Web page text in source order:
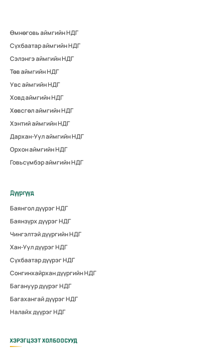
Өмнөговь аймгийн НДГ
Сүхбаатар аймгийн НДГ
Сэлэнгэ аймгийн НДГ
Төв аймгийн НДГ
Увс аймгийн НДГ
Ховд аймгийн НДГ
Хөвсгөл аймгийн НДГ
Хэнтий аймгийн НДГ
Дархан-Уул аймгийн НДГ
Орхон аймгийн НДГ
Говьсүмбэр аймгийн НДГ
Дүүргүүд
Баянгол дүүрэг НДГ
Баянзүрх дүүрэг НДГ
Чингэлтэй дүүргийн НДГ
Хан-Уул дүүрэг НДГ
Сүхбаатар дүүрэг НДГ
Сонгинхайрхан дүүргийн НДГ
Багануур дүүрэг НДГ
Багахангай дүүрэг НДГ
Налайх дүүрэг НДГ
ХЭРЭГЦЭЭТ ХОЛБООСУУД